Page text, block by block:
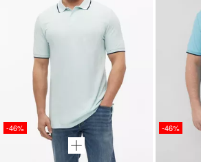
-46% -46%